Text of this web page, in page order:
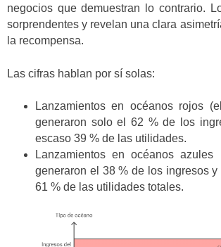
negocios que demuestran lo contrario.
sorprendentes y revelan una clara
la recompensa.
Las cifras hablan por sí solas:
Lanzamientos en océanos rojos
generaron solo el 62 % de los
escaso 39 % de las utilidades.
Lanzamientos en océanos
generaron el 38 % de los ingresos
61 % de las utilidades totales.